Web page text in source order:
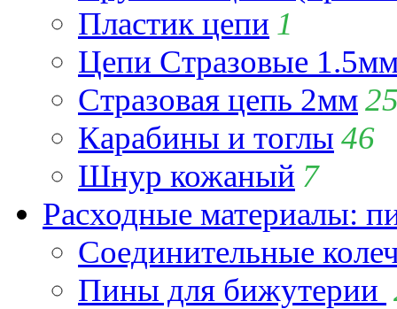
Пластик цепи 1
Цепи Стразовые
Стразовая цепь 2мм
Карабины и тоглы 46
Шнур кожаный 7
Расходные материалы:
Соединительные
Пины для бижутерии